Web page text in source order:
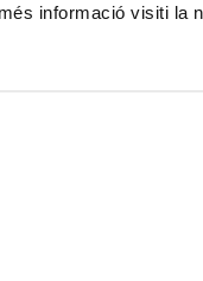
informació visiti la